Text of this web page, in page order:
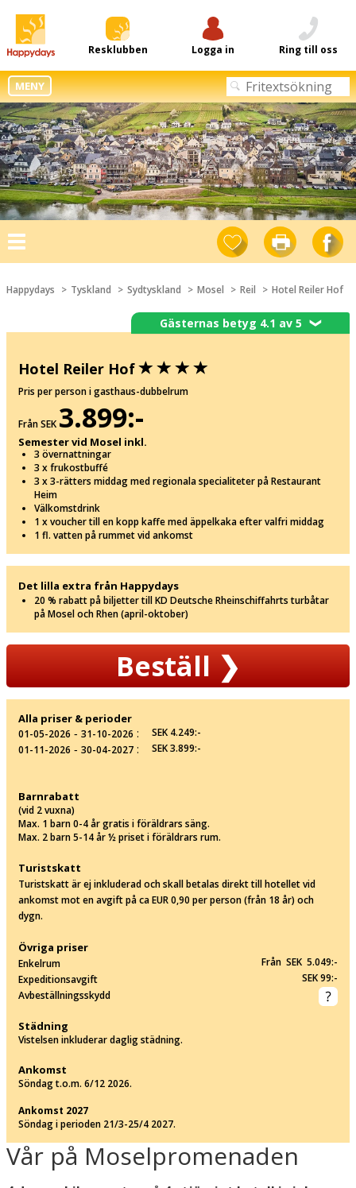
Resklubben Logga in Ring till oss
MENY
Toggle
navigation
Happydays Tyskland Sydtyskland Mosel Reil Hotel Reiler Hof
Vår på Moselpromenaden
Gästernas betyg 4.1 av 5❯
Hotel Reiler Hof
Pris per person i gasthaus-dubbelrum
Från SEK 3.899:-
Semester vid Mosel inkl.
3 övernattningar
3 x frukostbuffé
3 x 3-rätters middag med regionala specialiteter på Restaurant
Heim
Välkomstdrink
1 x voucher till en kopp kaffe med äppelkaka efter valfri middag
1 fl. vatten på rummet vid ankomst
Det lilla extra från Happydays
20 % rabatt på biljetter till KD Deutsche Rheinschiffahrts turbåtar
på Mosel och Rhen (april-oktober)
Beställ❯
Alla priser & perioder
01-05-2026 ‐ 31-10-2026 :
SEK 4.249:-
01-11-2026 ‐ 30-04-2027 : SEK 3.899:-
Barnrabatt
(vid 2 vuxna)
Max. 1 barn 0-4 år gratis i föräldrars säng.
Max. 2 barn 5-14 år ½ priset i föräldrars rum.
Turistskatt
Turistskatt är ej inkluderad och skall betalas direkt till hotellet vid
ankomst mot en avgift på ca EUR 0,90 per person (från 18 år) och
dygn.
Övriga priser
Enkelrum
Från SEK 5.049:-
Expeditionsavgift
SEK 99:-
Avbeställningsskydd
Städning
Vistelsen inkluderar daglig städning.
Ankomst
Söndag t.o.m. 6/12 2026.
Ankomst 2027
Söndag i perioden 21/3-25/4 2027.